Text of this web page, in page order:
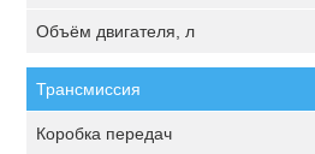
Объём двигателя, л
Трансмиссия
Коробка передач